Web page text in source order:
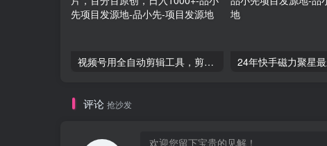
视频号用全自动剪辑工具，剪辑爆款氛围感音乐视频，几分钟成片，百分百原创，日入1000+-品小先项目发源地
评论 抢沙发